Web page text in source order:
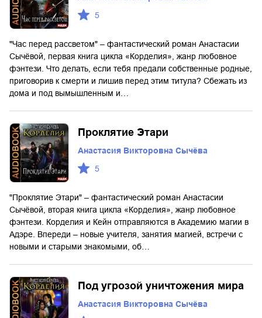
5
"Час перед рассветом" – фантастический роман Анастасии
Сычёвой, первая книга цикла «Корделия», жанр любовное
фэнтези. Что делать, если тебя предали собственные родные,
приговорив к смерти и лишив перед этим титула? Сбежать из
дома и под вымышленным и…
Проклятие Этари
Анастасия Викторовна Сычёва
5
"Проклятие Этари" – фантастический роман Анастасии
Сычёвой, вторая книга цикла «Корделия», жанр любовное
фэнтези. Корделия и Кейн отправляются в Академию магии в
Адэре. Впереди – новые учителя, занятия магией, встречи с
новыми и старыми знакомыми, об…
Под угрозой уничтожения мира
Анастасия Викторовна Сычёва